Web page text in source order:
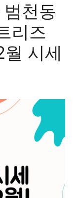
천동
리즈
시세